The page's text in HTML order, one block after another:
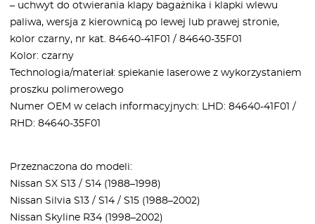
– uchwyt do otwierania klapy bagażnika i klapki wlewu
paliwa, wersja z kierownicą po lewej lub prawej stronie,
kolor czarny, nr kat. 84640-41F01 / 84640-35F01
Kolor: czarny
Technologia/materiał: spiekanie laserowe z wykorzystaniem
proszku polimerowego
Numer OEM w celach informacyjnych: LHD: 84640-41F01 /
RHD: 84640-35F01
Przeznaczona do modeli:
Nissan SX S13 / S14 (1988–1998)
Nissan Silvia S13 / S14 / S15 (1988–2002)
Nissan Skyline R34 (1998–2002)